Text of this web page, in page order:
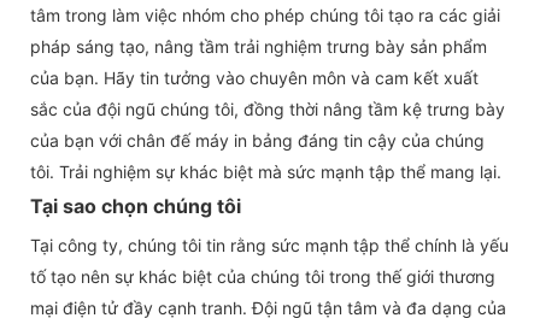
tâm trong làm việc nhóm cho phép chúng tôi tạo ra các giải
pháp sáng tạo, nâng tầm trải nghiệm trưng bày sản phẩm
của bạn. Hãy tin tưởng vào chuyên môn và cam kết xuất
sắc của đội ngũ chúng tôi, đồng thời nâng tầm kệ trưng bày
của bạn với chân đế máy in bảng đáng tin cậy của chúng
tôi. Trải nghiệm sự khác biệt mà sức mạnh tập thể mang lại.
Tại sao chọn chúng tôi
Tại công ty, chúng tôi tin rằng sức mạnh tập thể chính là yếu
tố tạo nên sự khác biệt của chúng tôi trong thế giới thương
mại điện tử đầy cạnh tranh. Đội ngũ tận tâm và đa dạng của